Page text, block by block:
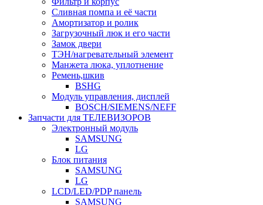
Сливная помпа и её части
Амортизатор и ролик
Загрузочный люк и его части
Замок двери
ТЭН/нагревательный элемент
Манжета люка, уплотнение
Ремень,шкив
BSHG
Модуль управления, дисплей
BOSCH/SIEMENS/NEFF
Запчасти для ТЕЛЕВИЗОРОВ
Электронный модуль
SAMSUNG
LG
Блок питания
SAMSUNG
LG
LCD/LED/PDP панель
SAMSUNG